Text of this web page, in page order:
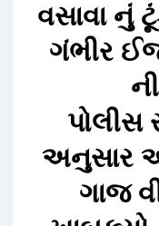
વસાવા નું
ગંભીર
પોલીસ
અનુસાર
ગાજ